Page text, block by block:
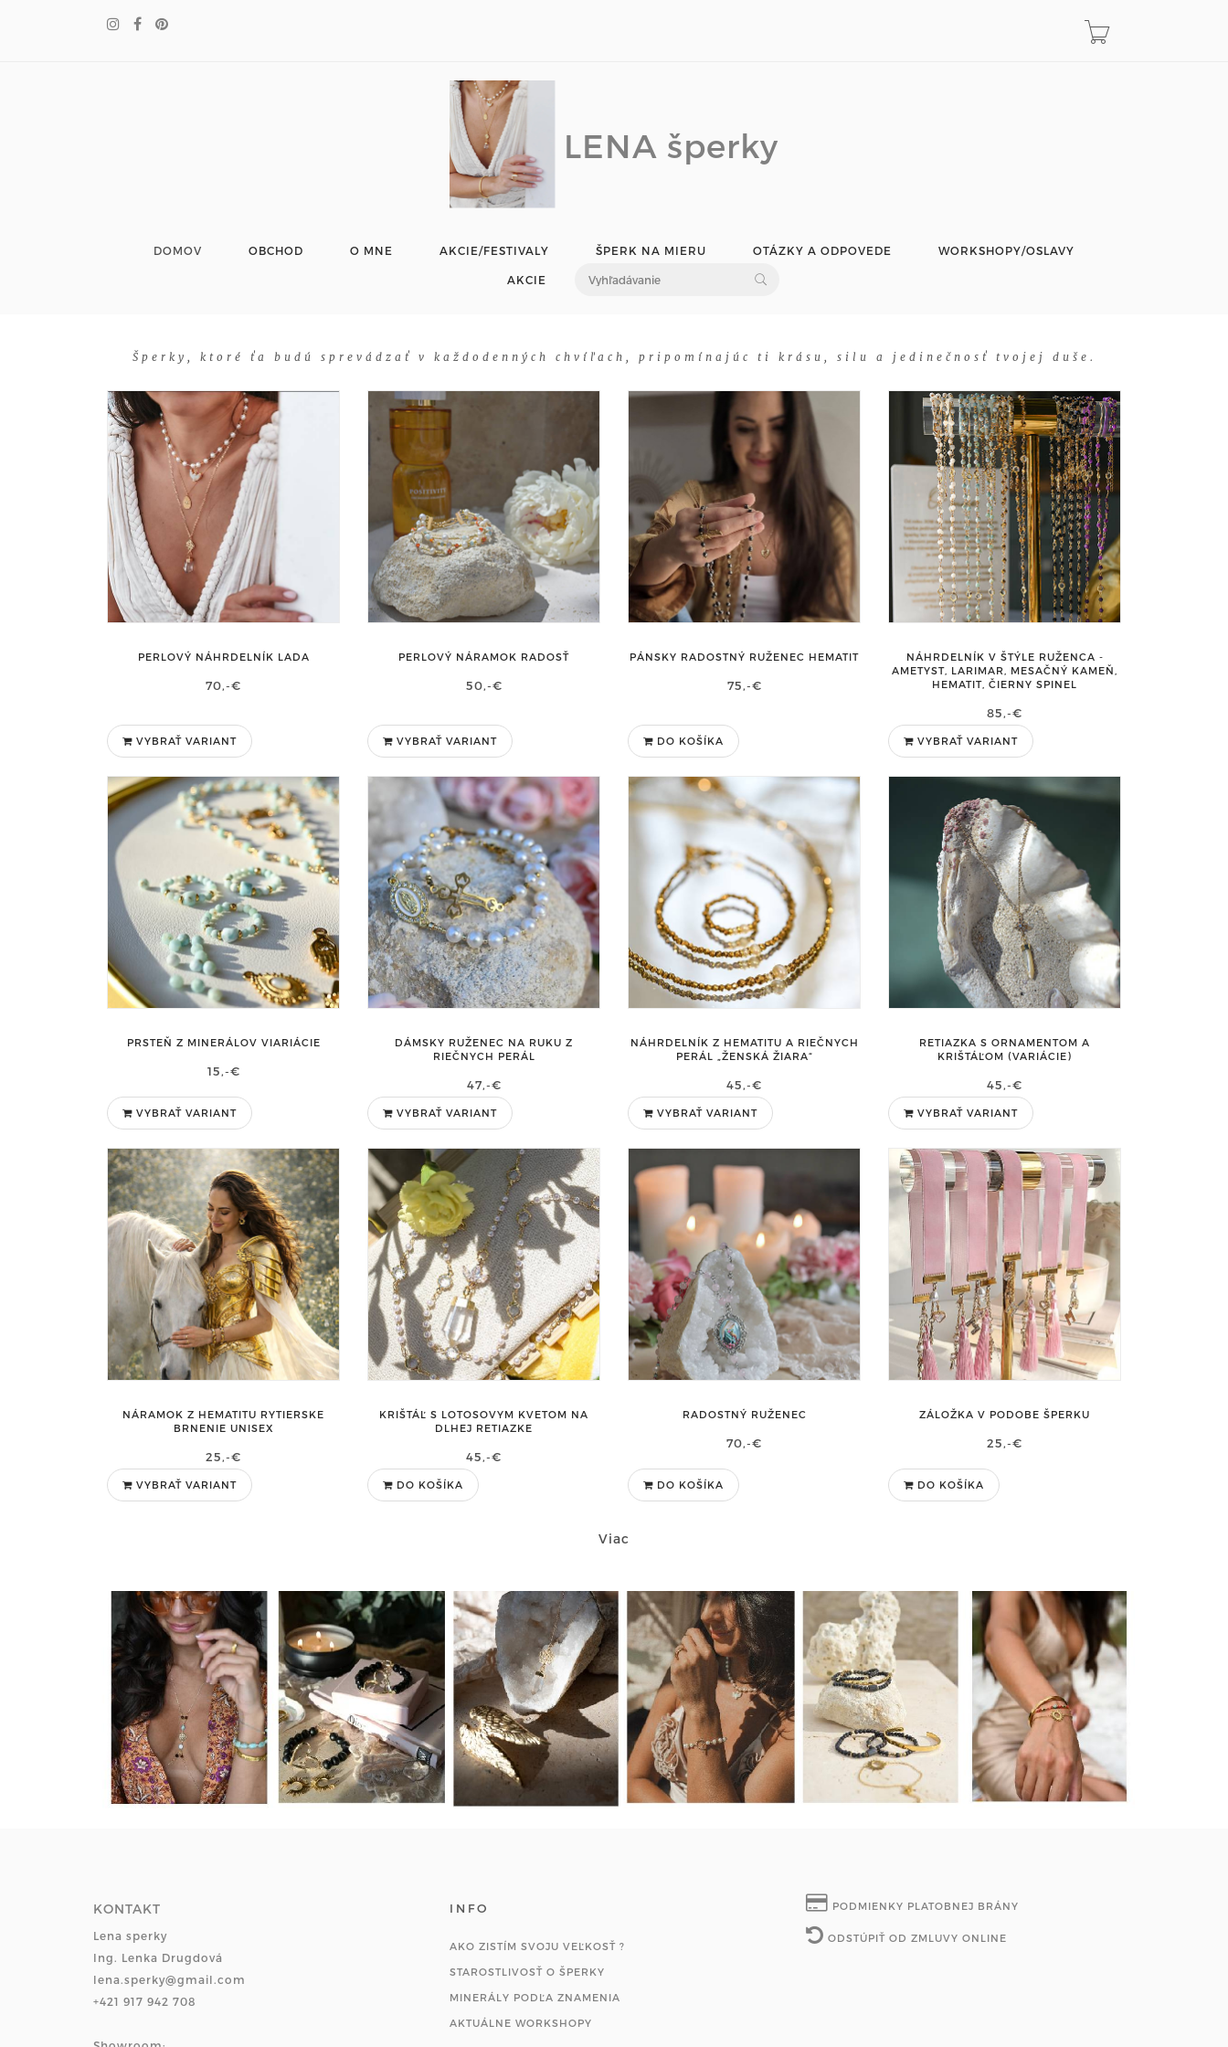
LENA šperky
DOMOV OBCHOD O MNE AKCIE/FESTIVALY ŠPERK NA MIERU OTÁZKY A ODPOVEDE WORKSHOPY/OSLAVY
AKCIE
Šperky, ktoré ťa budú sprevádzať v každodenných chvíľach, pripomínajúc ti krásu, silu a jedinečnosť tvojej duše.
PERLOVÝ NÁHRDELNÍK LADA
70,-€
VYBRAŤ VARIANT
PERLOVÝ NÁRAMOK RADOSŤ
50,-€
VYBRAŤ VARIANT
PÁNSKY RADOSTNÝ RUŽENEC HEMATIT
75,-€
DO KOŠÍKA
NÁHRDELNÍK V ŠTÝLE RUŽENCA -
AMETYST, LARIMAR, MESAČNÝ KAMEŇ,
HEMATIT, ČIERNY SPINEL
85,-€
VYBRAŤ VARIANT
PRSTEŇ Z MINERÁLOV VIARIÁCIE
15,-€
VYBRAŤ VARIANT
DÁMSKY RUŽENEC NA RUKU Z
RIEČNYCH PERÁL
47,-€
VYBRAŤ VARIANT
NÁHRDELNÍK Z HEMATITU A RIEČNYCH
PERÁL „ŽENSKÁ ŽIARA“
45,-€
VYBRAŤ VARIANT
RETIAZKA S ORNAMENTOM A
KRIŠTÁĽOM (VARIÁCIE)
45,-€
VYBRAŤ VARIANT
NÁRAMOK Z HEMATITU RYTIERSKE
BRNENIE UNISEX
25,-€
VYBRAŤ VARIANT
KRIŠTÁĽ S LOTOSOVYM KVETOM NA
DLHEJ RETIAZKE
45,-€
DO KOŠÍKA
RADOSTNÝ RUŽENEC
70,-€
DO KOŠÍKA
ZÁLOŽKA V PODOBE ŠPERKU
25,-€
DO KOŠÍKA
Viac
KONTAKT
Lena sperky
Ing. Lenka Drugdová
lena.sperky@gmail.com
+421 917 942 708
INFO
AKO ZISTÍM SVOJU VEĽKOSŤ ?
STAROSTLIVOSŤ O ŠPERKY
MINERÁLY PODĽA ZNAMENIA
AKTUÁLNE WORKSHOPY
PODMIENKY PLATOBNEJ BRÁNY
ODSTÚPIŤ OD ZMLUVY ONLINE